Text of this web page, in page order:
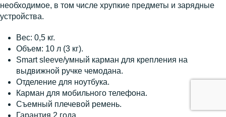
необходимое, в том числе хрупкие предметы и зарядные
устройства.
Вес: 0,5 кг.
Объем: 10 л (3 кг).
Smart sleeve/умный карман для крепления на
выдвижной ручке чемодана.
Отделение для ноутбука.
Карман для мобильного телефона.
Съемный плечевой ремень.